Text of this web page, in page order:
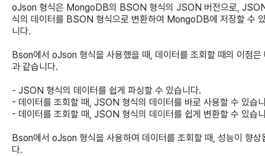
oJson 형식은 MongoDB의 BSON 형식의 JSON 버전으로,
식의 데이터를 BSON 형식으로 변환하여 MongoDB에 저장할 수
니다.
Bson에서 oJson 형식을 사용했을 때, 데이터를 조회할 때의 이점은
과 같습니다.
- JSON 형식의 데이터를 쉽게 파싱할 수 있습니다.
- 데이터를 조회할 때, JSON 형식의 데이터를 바로 사용할 수 있습
- 데이터를 조회할 때, JSON 형식의 데이터를 쉽게 변환할 수 있습
Bson에서 oJson 형식을 사용하여 데이터를 조회할 때, 성능이 향상
다.